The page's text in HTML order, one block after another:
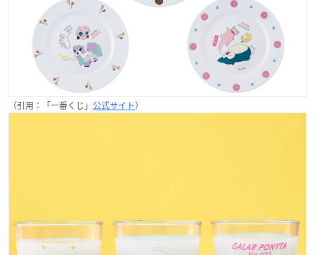
（引用：「一番くじ」 公式サイト）